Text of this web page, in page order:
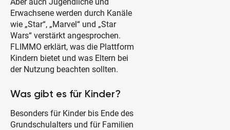
Erwachsene werden durch Kanäle
wie „Star“, „Marvel“ und „Star
Wars“ verstärkt angesprochen.
FLIMMO erklärt, was die Plattform
Kindern bietet und was Eltern bei
der Nutzung beachten sollten.
Was gibt es für Kinder?
Besonders für Kinder bis Ende des
Grundschulalters und für Familien